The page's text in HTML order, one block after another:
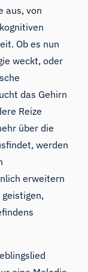
aus, von
Ob es nun
weckt, oder
das Gehirn
Reize
über die
werden
erweitern